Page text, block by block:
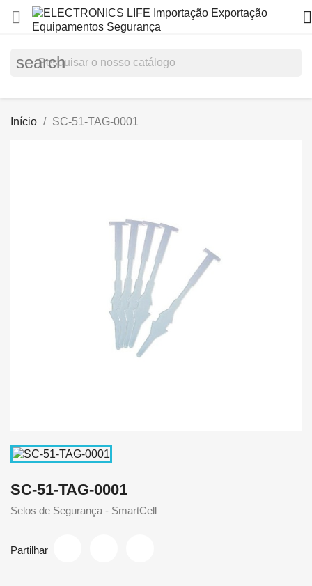
 
search
Início SC-51-TAG-0001
SC-51-TAG-0001
Selos de Segurança - SmartCell
Partilhar